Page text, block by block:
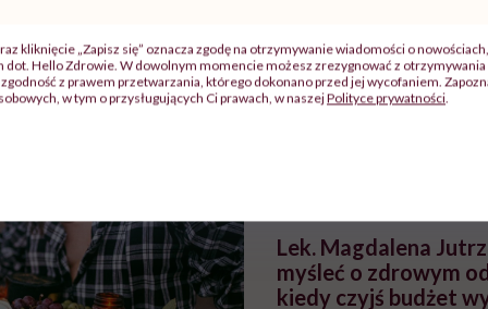
"Jestem w ciąży, co mi się
należy?". Headhunter o
zmianie pokoleniowej u
Wkrótce nowa
Instrukcja". Tym
atakach paniki.
warsztat
Lek. Magdalena
myśleć o zdrowym
kiedy czyjś budżet
kliknięcie „Zapisz się” oznacza zgodę na otrzymywanie wiadomości o
dot. Hello Zdrowie. W dowolnym momencie możesz zrezygnować z
zgodność z prawem przetwarzania, którego dokonano przed jej wycofaniem.
w tym o przysługujących Ci prawach, w naszejPolityce prywatności.